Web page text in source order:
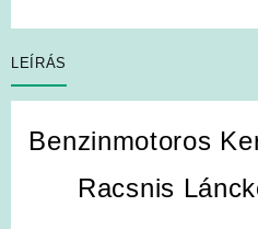
LEÍRÁS
Benzinmotoros
Racsnis